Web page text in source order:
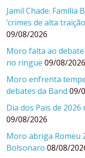
Jamil Chade:
‘crimes de alta
09/08/2026
Moro falta ao debate
no ringue 09/08/2026
Moro enfrenta
debates da Band 09/
Dia dos Pais de 2026
09/08/2026
Moro abriga Romeu
Bolsonaro 08/08/